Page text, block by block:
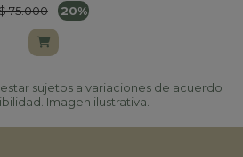
75.000- 20%
sujetos a variaciones de acuerdo
Imagen ilustrativa.